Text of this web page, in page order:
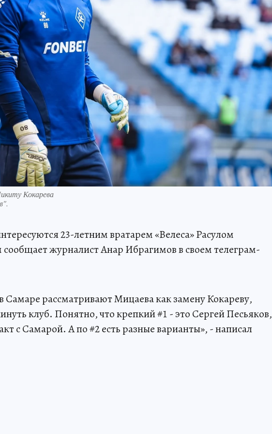
Кокарева
23-летним вратарем «Велеса» Расулом
журналист Анар Ибрагимов в своем телеграм-
Самаре рассматривают Мицаева как замену Кокареву,
клуб. Понятно, что крепкий #1 - это Сергей Песьяков,
с Самарой. А по #2 есть разные варианты», - написал